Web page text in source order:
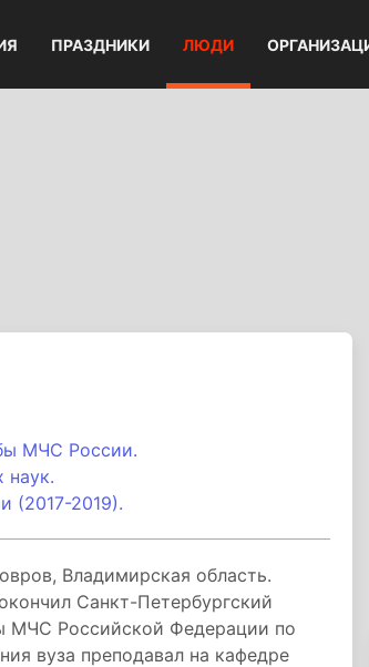
ПРАЗДНИКИ ЛЮДИ
МЧС России.
наук.
(2017-2019).
Владимирская область.
Санкт-Петербургский
МЧС Российской Федерации по
вуза преподавал на кафедре